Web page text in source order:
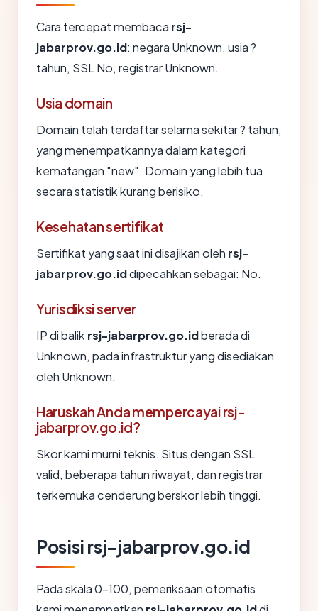
Cara tercepat membaca rsj-
jabarprov.go.id: negara Unknown, usia ?
tahun, SSL No, registrar Unknown.
Usia domain
Domain telah terdaftar selama sekitar ? tahun,
yang menempatkannya dalam kategori
kematangan "new". Domain yang lebih tua
secara statistik kurang berisiko.
Kesehatan sertifikat
Sertifikat yang saat ini disajikan oleh rsj-
jabarprov.go.iddipecahkan sebagai: No.
Yurisdiksi server
IP di balik rsj-jabarprov.go.idberada di
Unknown, pada infrastruktur yang disediakan
oleh Unknown.
Haruskah Anda mempercayai rsj-
jabarprov.go.id?
Skor kami murni teknis. Situs dengan SSL
valid, beberapa tahun riwayat, dan registrar
terkemuka cenderung berskor lebih tinggi.
Posisi rsj-jabarprov.go.id
Pada skala 0-100, pemeriksaan otomatis